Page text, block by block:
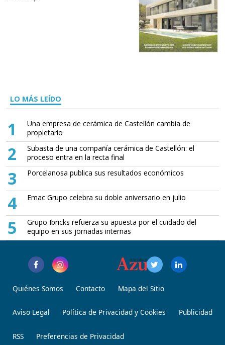
LO MÁS LEÍDO
1
Una empresa de cerámica de Castellón cambia de
propietario
2
Subasta de una compañía cerámica de Castellón: el
proceso entra en la recta final
3 Porcelanosa publica sus resultados económicos
4 Emac Grupo celebra su doble aniversario en julio
5
Grupo Ibricks refuerza su apuesta por el cuidado del
equipo en sus jornadas internas
Quiénes Somos Contacto Mapa del Sitio
Aviso Legal Política de Privacidad y Cookies Publicidad
RSS Preferencias de Privacidad